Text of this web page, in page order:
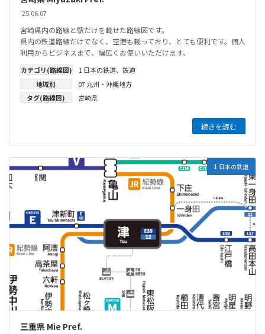
'25.06.07
宮崎県内の路線と駅だけを載せた路線図です。
県内の鉄道路線だけでなく、空港も載っており、とても便利です。個人
利用からビジネスまで、幅広くお使いいただけます。
カテゴリ(路線図) 1 日本の鉄道、 鉄道
地域別
07 九州・沖縄地方
タグ(路線図)
宮崎県
続きを読む
1 日本の鉄道
三重県 Mie Pref.